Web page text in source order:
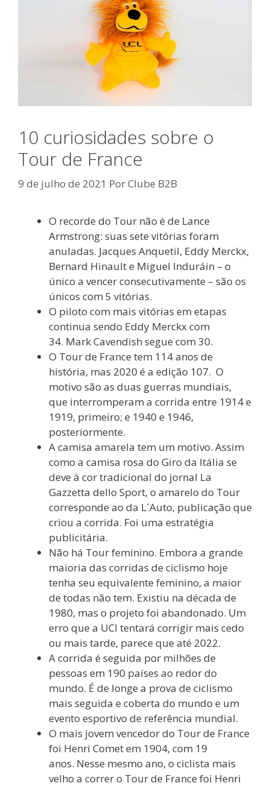
10 curiosidades sobre o
Tour de France
9 de julho de 2021 PorClube B2B
O recorde do Tour não é de Lance
Armstrong: suas sete vitórias foram
anuladas. Jacques Anquetil, Eddy Merckx,
Bernard Hinault e Miguel Induráin – o
único a vencer consecutivamente – são os
únicos com 5 vitórias.
O piloto com mais vitórias em etapas
continua sendo Eddy Merckx com
34. Mark Cavendish segue com 30.
O Tour de France tem 114 anos de
história, mas 2020 é a edição 107. O
motivo são as duas guerras mundiais,
que interromperam a corrida entre 1914 e
1919, primeiro; e 1940 e 1946,
posteriormente.
A camisa amarela tem um motivo. Assim
como a camisa rosa do Giro da Itália se
deve à cor tradicional do jornal La
Gazzetta dello Sport, o amarelo do Tour
corresponde ao da L´Auto, publicação que
criou a corrida. Foi uma estratégia
publicitária.
Não há Tour feminino. Embora a grande
maioria das corridas de ciclismo hoje
tenha seu equivalente feminino, a maior
de todas não tem. Existiu na década de
1980, mas o projeto foi abandonado. Um
erro que a UCI tentará corrigir mais cedo
ou mais tarde, parece que até 2022.
A corrida é seguida por milhões de
pessoas em 190 países ao redor do
mundo. É de longe a prova de ciclismo
mais seguida e coberta do mundo e um
evento esportivo de referência mundial.
O mais jovem vencedor do Tour de France
foi Henri Comet em 1904, com 19
anos. Nesse mesmo ano, o ciclista mais
velho a correr o Tour de France foi Henri